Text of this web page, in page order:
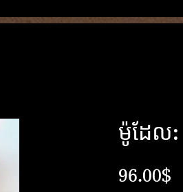
ម៉ូដែល
96.00$